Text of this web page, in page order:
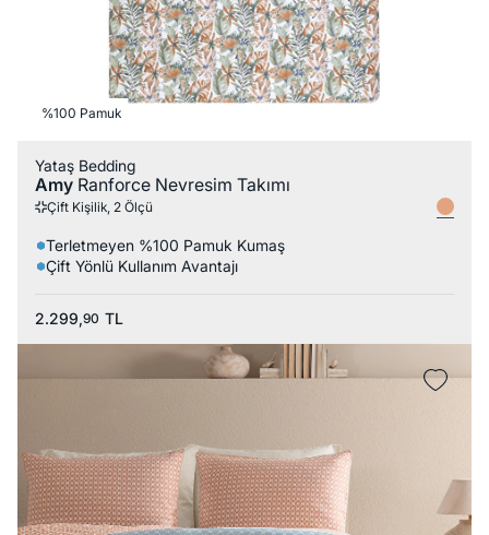
%100 Pamuk
Yataş Bedding
Amy Ranforce Nevresim Takımı
Çift Kişilik, 2 Ölçü
Terletmeyen %100 Pamuk Kumaş
Çift Yönlü Kullanım Avantajı
2.299,90 TL